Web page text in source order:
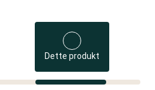
Dette produkt